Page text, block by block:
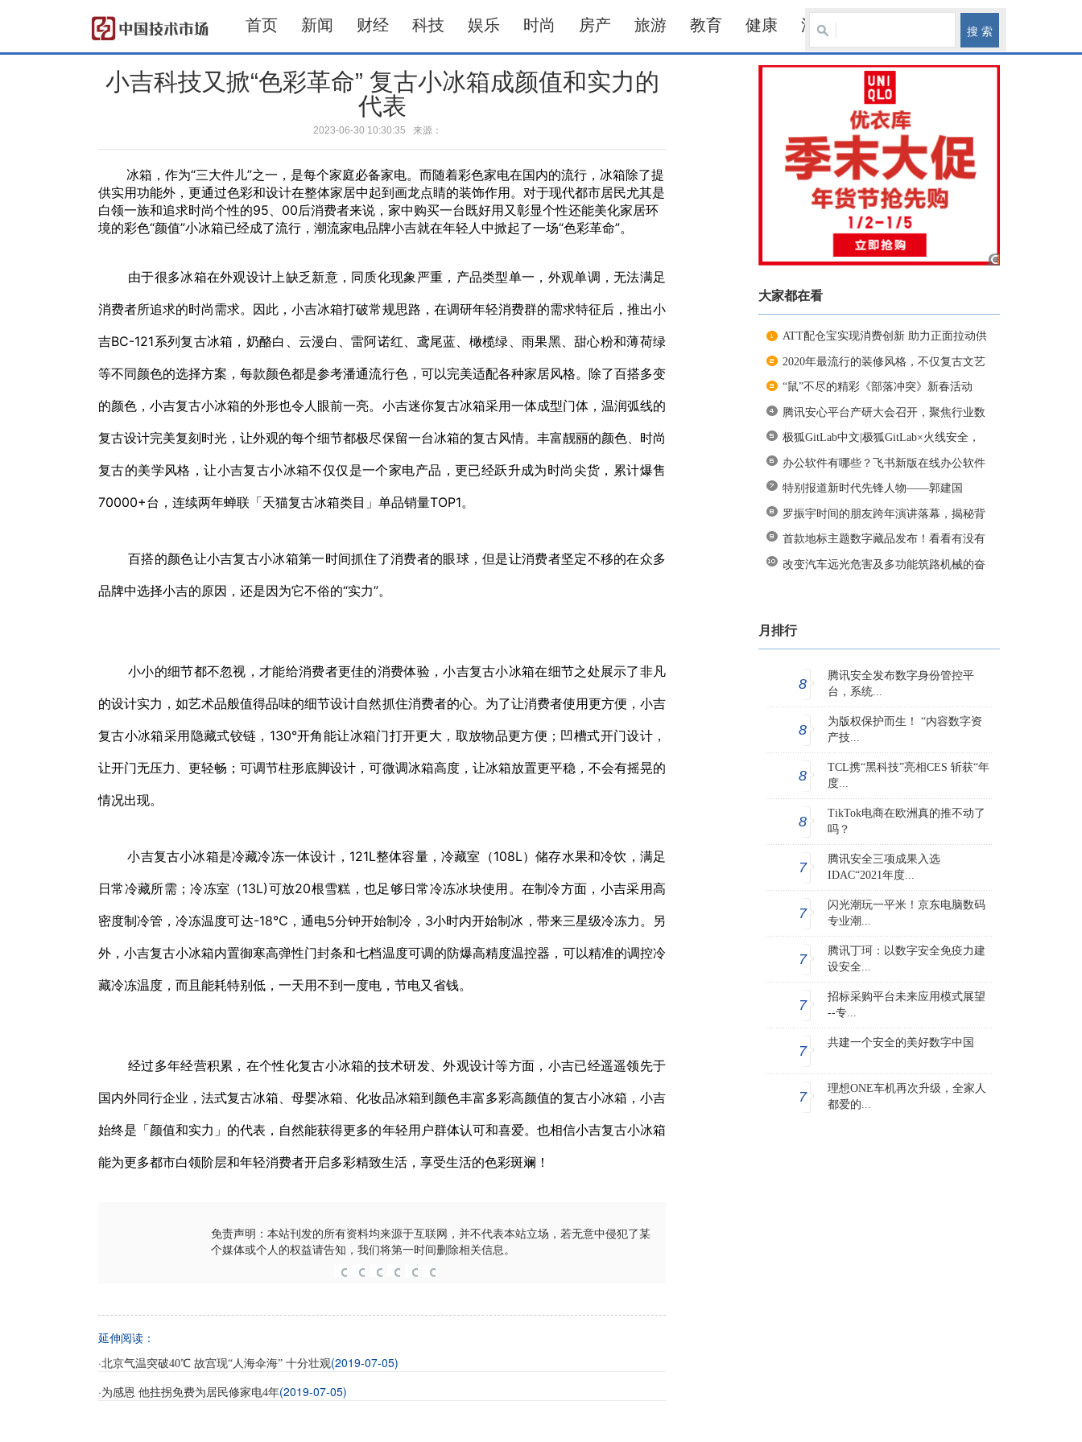
首页 新闻 财经 科技 娱乐 时尚 房产 旅游 教育 健康 汽车
小吉科技又掀“色彩革命” 复古小冰箱成颜值和实力的
代表
2023-06-30 10:30:35 来源：
冰箱，作为“三大件儿”之一，是每个家庭必备家电。而随着彩色家电在国内的流行，冰箱除了提
供实用功能外，更通过色彩和设计在整体家居中起到画龙点睛的装饰作用。对于现代都市居民尤其是
白领一族和追求时尚个性的95、00后消费者来说，家中购买一台既好用又彰显个性还能美化家居环
境的彩色“颜值”小冰箱已经成了流行，潮流家电品牌小吉就在年轻人中掀起了一场“色彩革命”。
由于很多冰箱在外观设计上缺乏新意，同质化现象严重，产品类型单一，外观单调，无法满足
消费者所追求的时尚需求。因此，小吉冰箱打破常规思路，在调研年轻消费群的需求特征后，推出小
吉BC-121系列复古冰箱，奶酪白、云漫白、雷阿诺红、鸢尾蓝、橄榄绿、雨果黑、甜心粉和薄荷绿
等不同颜色的选择方案，每款颜色都是参考潘通流行色，可以完美适配各种家居风格。除了百搭多变
的颜色，小吉复古小冰箱的外形也令人眼前一亮。小吉迷你复古冰箱采用一体成型门体，温润弧线的
复古设计完美复刻时光，让外观的每个细节都极尽保留一台冰箱的复古风情。丰富靓丽的颜色、时尚
复古的美学风格，让小吉复古小冰箱不仅仅是一个家电产品，更已经跃升成为时尚尖货，累计爆售
70000+台，连续两年蝉联「天猫复古冰箱类目」单品销量TOP1。
百搭的颜色让小吉复古小冰箱第一时间抓住了消费者的眼球，但是让消费者坚定不移的在众多
品牌中选择小吉的原因，还是因为它不俗的“实力”。
小小的细节都不忽视，才能给消费者更佳的消费体验，小吉复古小冰箱在细节之处展示了非凡
的设计实力，如艺术品般值得品味的细节设计自然抓住消费者的心。为了让消费者使用更方便，小吉
复古小冰箱采用隐藏式铰链，130°开角能让冰箱门打开更大，取放物品更方便；凹槽式开门设计，
让开门无压力、更轻畅；可调节柱形底脚设计，可微调冰箱高度，让冰箱放置更平稳，不会有摇晃的
情况出现。
小吉复古小冰箱是冷藏冷冻一体设计，121L整体容量，冷藏室（108L）储存水果和冷饮，满足
日常冷藏所需；冷冻室（13L)可放20根雪糕，也足够日常冷冻冰块使用。在制冷方面，小吉采用高
密度制冷管，冷冻温度可达-18℃，通电5分钟开始制冷，3小时内开始制冰，带来三星级冷冻力。另
外，小吉复古小冰箱内置御寒高弹性门封条和七档温度可调的防爆高精度温控器，可以精准的调控冷
藏冷冻温度，而且能耗特别低，一天用不到一度电，节电又省钱。
经过多年经营积累，在个性化复古小冰箱的技术研发、外观设计等方面，小吉已经遥遥领先于
国内外同行企业，法式复古冰箱、母婴冰箱、化妆品冰箱到颜色丰富多彩高颜值的复古小冰箱，小吉
始终是「颜值和实力」的代表，自然能获得更多的年轻用户群体认可和喜爱。也相信小吉复古小冰箱
能为更多都市白领阶层和年轻消费者开启多彩精致生活，享受生活的色彩斑斓！
免责声明：本站刊发的所有资料均来源于互联网，并不代表本站立场，若无意中侵犯了某
个媒体或个人的权益请告知，我们将第一时间删除相关信息。
延伸阅读：
·北京气温突破40℃ 故宫现“人海伞海” 十分壮观(2019-07-05)
·为感恩 他拄拐免费为居民修家电4年(2019-07-05)
大家都在看
ATT配仓宝实现消费创新 助力正面拉动供
2020年最流行的装修风格，不仅复古文艺
“鼠”不尽的精彩《部落冲突》新春活动
腾讯安心平台产研大会召开，聚焦行业数
极狐GitLab中文|极狐GitLab×火线安全，
办公软件有哪些？飞书新版在线办公软件
特别报道新时代先锋人物——郭建国
罗振宇时间的朋友跨年演讲落幕，揭秘背
首款地标主题数字藏品发布！看看有没有
改变汽车远光危害及多功能筑路机械的奋
月排行
8
腾讯安全发布数字身份管控平
台，系统...
8
为版权保护而生！ “内容数字资
产技...
8
TCL携“黑科技”亮相CES 斩获“年
度...
8
TikTok电商在欧洲真的推不动了
吗？
7
腾讯安全三项成果入选
IDAC“2021年度...
7
闪光潮玩一平米！京东电脑数码
专业潮...
7
腾讯丁珂：以数字安全免疫力建
设安全...
7
招标采购平台未来应用模式展望
--专...
7
共建一个安全的美好数字中国
7
理想ONE车机再次升级，全家人
都爱的...